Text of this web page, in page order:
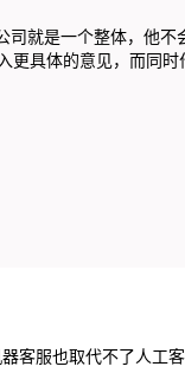
是一个整体，他不会
更具体的意见，而同
客服也取代不了人工